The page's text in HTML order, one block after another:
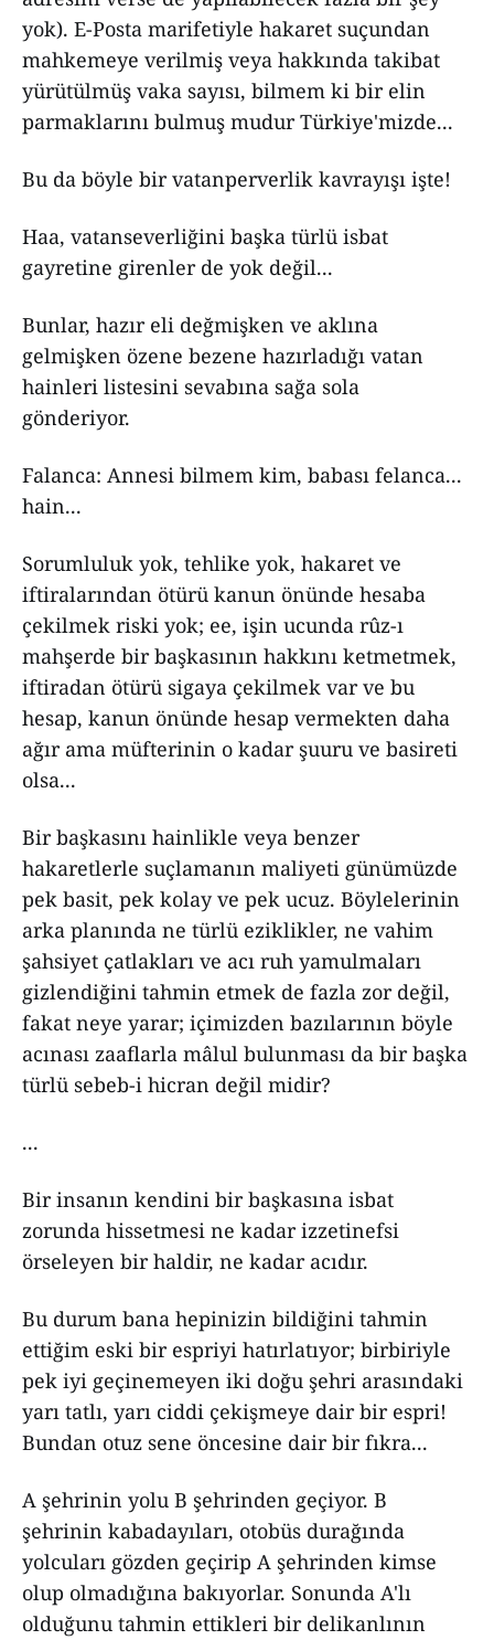
yok). E-Posta marifetiyle hakaret suçundan
mahkemeye verilmiş veya hakkında takibat
yürütülmüş vaka sayısı, bilmem ki bir elin
parmaklarını bulmuş mudur Türkiye'mizde...
Bu da böyle bir vatanperverlik kavrayışı işte!
Haa, vatanseverliğini başka türlü isbat
gayretine girenler de yok değil...
Bunlar, hazır eli değmişken ve aklına
gelmişken özene bezene hazırladığı vatan
hainleri listesini sevabına sağa sola
gönderiyor.
Falanca: Annesi bilmem kim, babası felanca...
hain...
Sorumluluk yok, tehlike yok, hakaret ve
iftiralarından ötürü kanun önünde hesaba
çekilmek riski yok; ee, işin ucunda rûz-ı
mahşerde bir başkasının hakkını ketmetmek,
iftiradan ötürü sigaya çekilmek var ve bu
hesap, kanun önünde hesap vermekten daha
ağır ama müfterinin o kadar şuuru ve basireti
olsa...
Bir başkasını hainlikle veya benzer
hakaretlerle suçlamanın maliyeti günümüzde
pek basit, pek kolay ve pek ucuz. Böylelerinin
arka planında ne türlü eziklikler, ne vahim
şahsiyet çatlakları ve acı ruh yamulmaları
gizlendiğini tahmin etmek de fazla zor değil,
fakat neye yarar; içimizden bazılarının böyle
acınası zaaflarla mâlul bulunması da bir başka
türlü sebeb-i hicran değil midir?
...
Bir insanın kendini bir başkasına isbat
zorunda hissetmesi ne kadar izzetinefsi
örseleyen bir haldir, ne kadar acıdır.
Bu durum bana hepinizin bildiğini tahmin
ettiğim eski bir espriyi hatırlatıyor; birbiriyle
pek iyi geçinemeyen iki doğu şehri arasındaki
yarı tatlı, yarı ciddi çekişmeye dair bir espri!
Bundan otuz sene öncesine dair bir fıkra...
A şehrinin yolu B şehrinden geçiyor. B
şehrinin kabadayıları, otobüs durağında
yolcuları gözden geçirip A şehrinden kimse
olup olmadığına bakıyorlar. Sonunda A'lı
olduğunu tahmin ettikleri bir delikanlının